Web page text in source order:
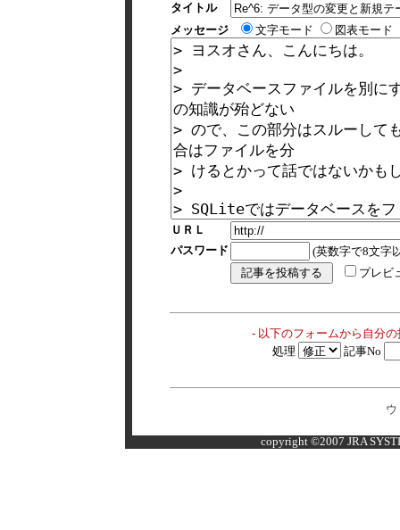
タイトル
メッセージ
文字モード 図表モード
ＵＲＬ
パスワード
(英数字で8文字
プレビ
- 以下のフォームから自分
処理
記事No
copyright ©2007 JRA